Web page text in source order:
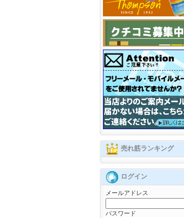
売れ筋ランキング
ログイン
メールアドレス
パスワード